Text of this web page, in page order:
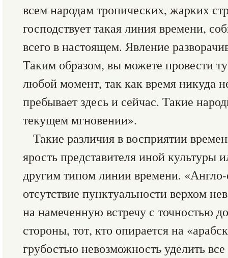
всем народам тропических, жарких
господствует такая линия времени,
всего в настоящем. Явление
Таким образом, вы можете провести
любой момент, так как время никуда
пребывает здесь и сейчас. Такие
текущем мгновении».
Такие различия в восприятии
ярость представителя иной культуры
другим типом линии времени. «Англо-
отсутствие пунктуальности верхом
на намеченную встречу с точностью
стороны, тот, кто опирается на
грубостью невозможность уделить